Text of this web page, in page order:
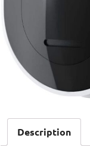
Description